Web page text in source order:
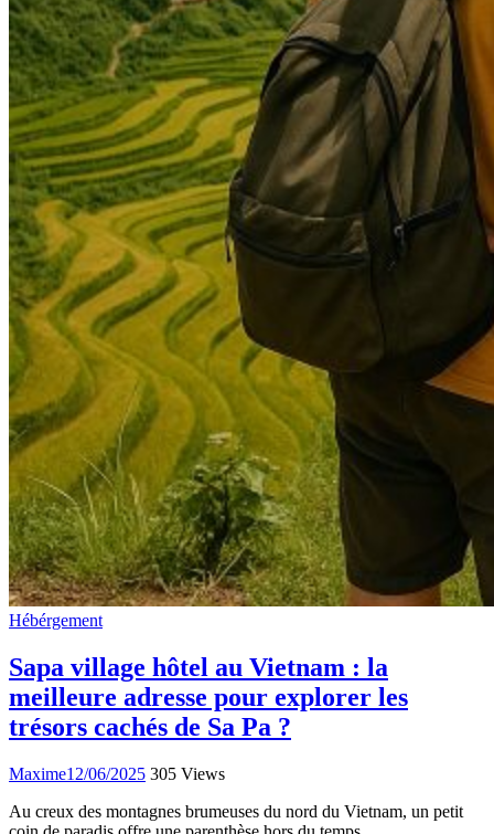
Hébérgement
Sapa village hôtel au Vietnam : la
meilleure adresse pour explorer les
trésors cachés de Sa Pa ?
Maxime12/06/2025 305 Views
Au creux des montagnes brumeuses du nord du Vietnam, un petit